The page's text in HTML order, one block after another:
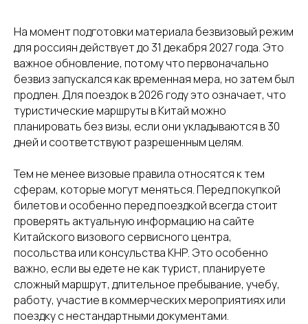
На момент подготовки материала безвизовый режим
для россиян действует до 31 декабря 2027 года. Это
важное обновление, потому что первоначально
безвиз запускался как временная мера, но затем был
продлен. Для поездок в 2026 году это означает, что
туристические маршруты в Китай можно
планировать без визы, если они укладываются в 30
дней и соответствуют разрешенным целям.
Тем не менее визовые правила относятся к тем
сферам, которые могут меняться. Перед покупкой
билетов и особенно перед поездкой всегда стоит
проверять актуальную информацию на сайте
Китайского визового сервисного центра,
посольства или консульства КНР. Это особенно
важно, если вы едете не как турист, планируете
сложный маршрут, длительное пребывание, учебу,
работу, участие в коммерческих мероприятиях или
поездку с нестандартными документами.